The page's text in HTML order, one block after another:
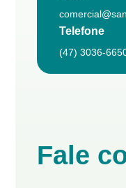
Telefone
(47) 3036-
Fale